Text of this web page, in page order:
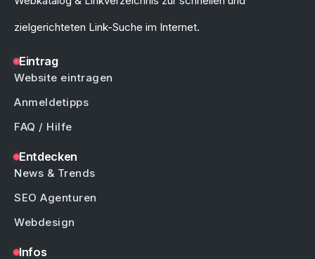
zielgerichteten Link-Suche im Internet.
Eintrag
Website eintragen
Anmeldetipps
FAQ / Hilfe
Entdecken
News & Trends
SEO Agenturen
Webdesign
Infos